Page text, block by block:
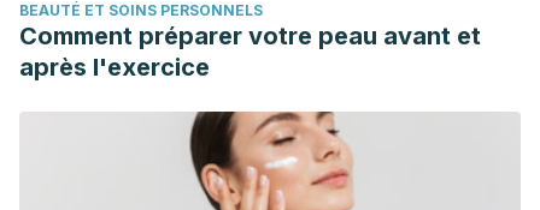
BEAUTÉ ET SOINS PERSONNELS
Comment préparer votre peau avant et
après l'exercice